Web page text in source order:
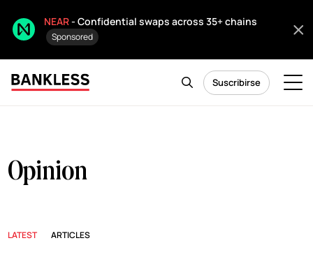
NEAR- Confidential swaps across 35+ chains
Sponsored
Suscribirse
Opinion
LATEST ARTICLES